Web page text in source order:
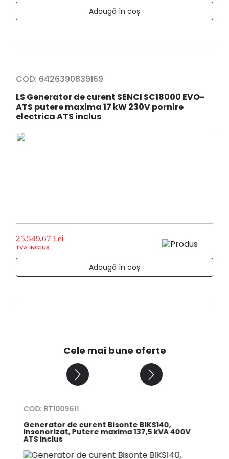
Adaugă în coș
COD: 6426390839169
LS Generator de curent SENCI SC18000 EVO-
ATS putere maxima 17 kW 230V pornire
electrica ATS inclus
25.549,67 Lei
TVA INCLUS
Adaugă în coș
Cele mai bune oferte
COD: BT1009611
Generator de curent Bisonte BIKS140,
insonorizat, Putere maxima 137,5 kVA 400V
ATS inclus